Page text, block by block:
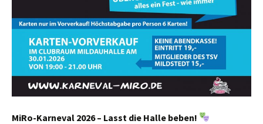
MiRo-Karneval 2026 – Lasst die Halle beben!